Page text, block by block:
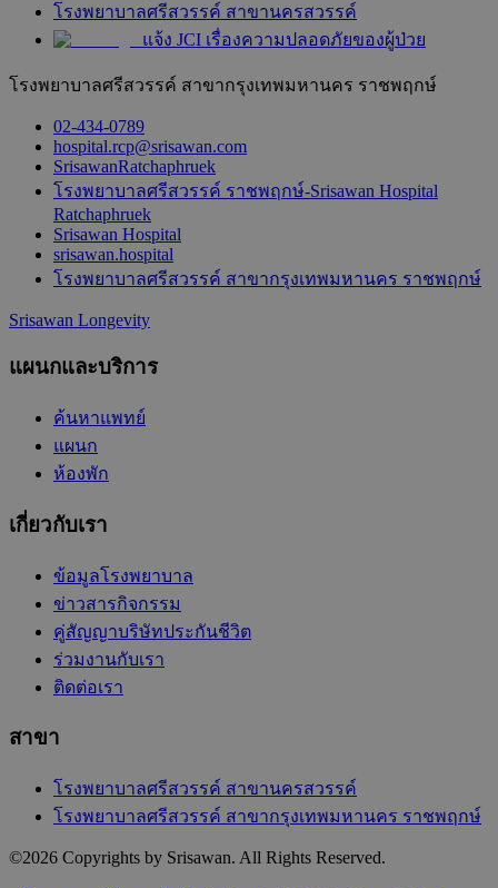
โรงพยาบาลศรีสวรรค์ สาขานครสวรรค์
แจ้ง JCI เรื่องความปลอดภัยของผู้ป่วย
โรงพยาบาลศรีสวรรค์ สาขากรุงเทพมหานคร ราชพฤกษ์
02-434-0789
hospital.rcp@srisawan.com
SrisawanRatchaphruek
โรงพยาบาลศรีสวรรค์ ราชพฤกษ์-Srisawan Hospital
Ratchaphruek
Srisawan Hospital
srisawan.hospital
โรงพยาบาลศรีสวรรค์ สาขากรุงเทพมหานคร ราชพฤกษ์
Srisawan Longevity
แผนกและบริการ
ค้นหาแพทย์
แผนก
ห้องพัก
เกี่ยวกับเรา
ข้อมูลโรงพยาบาล
ข่าวสารกิจกรรม
คู่สัญญาบริษัทประกันชีวิต
ร่วมงานกับเรา
ติดต่อเรา
สาขา
โรงพยาบาลศรีสวรรค์ สาขานครสวรรค์
โรงพยาบาลศรีสวรรค์ สาขากรุงเทพมหานคร ราชพฤกษ์
©2026 Copyrights by Srisawan. All Rights Reserved.